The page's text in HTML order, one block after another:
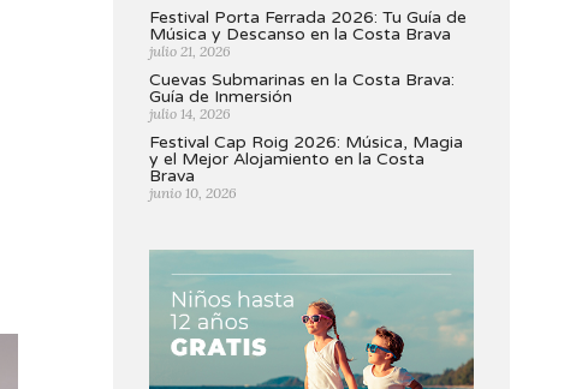
Festival Porta Ferrada 2026: Tu Guía de
Música y Descanso en la Costa Brava
julio 21, 2026
Cuevas Submarinas en la Costa Brava:
Guía de Inmersión
julio 14, 2026
Festival Cap Roig 2026: Música, Magia
y el Mejor Alojamiento en la Costa
Brava
junio 10, 2026